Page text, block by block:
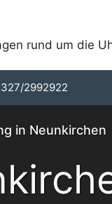
rund um die
2992922
in Neunkirchen